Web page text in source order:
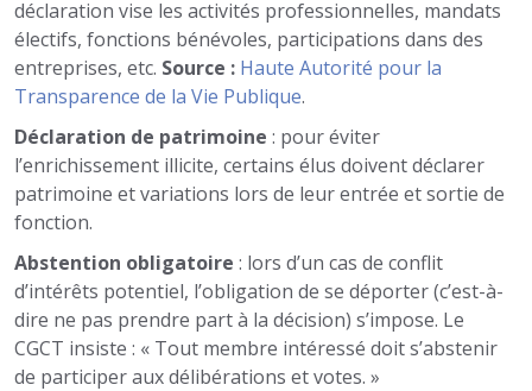
déclaration vise les activités professionnelles, mandats
électifs, fonctions bénévoles, participations dans des
entreprises, etc. Source : Haute Autorité pour la
Transparence de la Vie Publique.
Déclaration de patrimoine : pour éviter
l’enrichissement illicite, certains élus doivent déclarer
patrimoine et variations lors de leur entrée et sortie de
fonction.
Abstention obligatoire : lors d’un cas de conflit
d’intérêts potentiel, l’obligation de se déporter (c’est-à-
dire ne pas prendre part à la décision) s’impose. Le
CGCT insiste : « Tout membre intéressé doit s’abstenir
de participer aux délibérations et votes. »